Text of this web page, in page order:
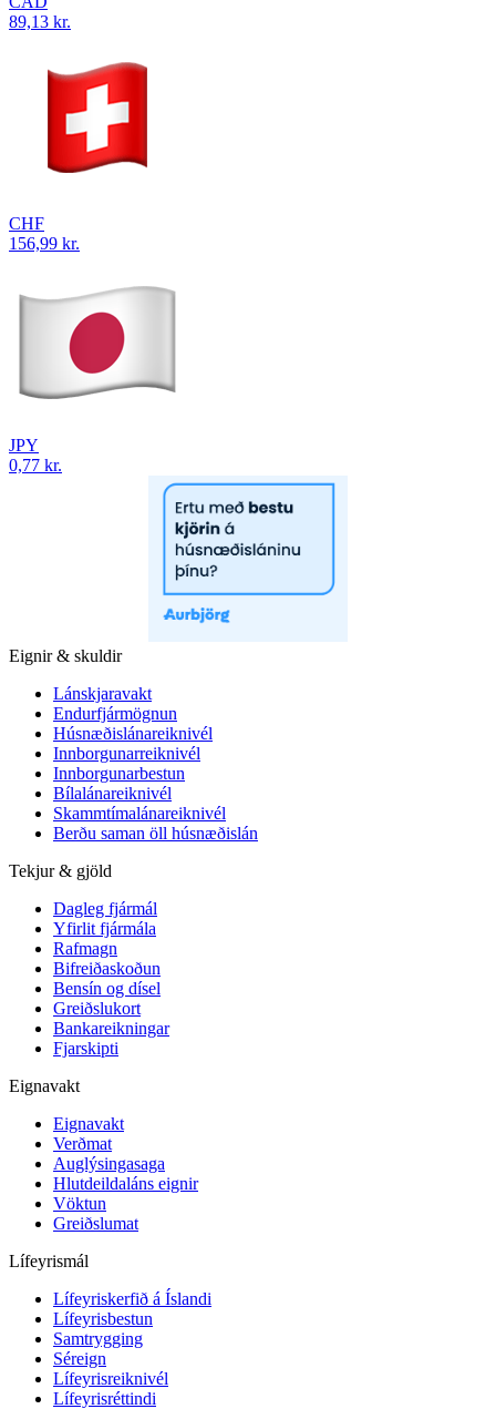
89,13 kr.
CHF
156,99 kr.
JPY
0,77 kr.
Eignir & skuldir
Lánskjaravakt
Endurfjármögnun
Húsnæðislánareiknivél
Innborgunarreiknivél
Innborgunarbestun
Bílalánareiknivél
Skammtímalánareiknivél
Berðu saman öll húsnæðislán
Tekjur & gjöld
Dagleg fjármál
Yfirlit fjármála
Rafmagn
Bifreiðaskoðun
Bensín og dísel
Greiðslukort
Bankareikningar
Fjarskipti
Eignavakt
Eignavakt
Verðmat
Auglýsingasaga
Hlutdeildaláns eignir
Vöktun
Greiðslumat
Lífeyrismál
Lífeyriskerfið á Íslandi
Lífeyrisbestun
Samtrygging
Séreign
Lífeyrisreiknivél
Lífeyrisréttindi